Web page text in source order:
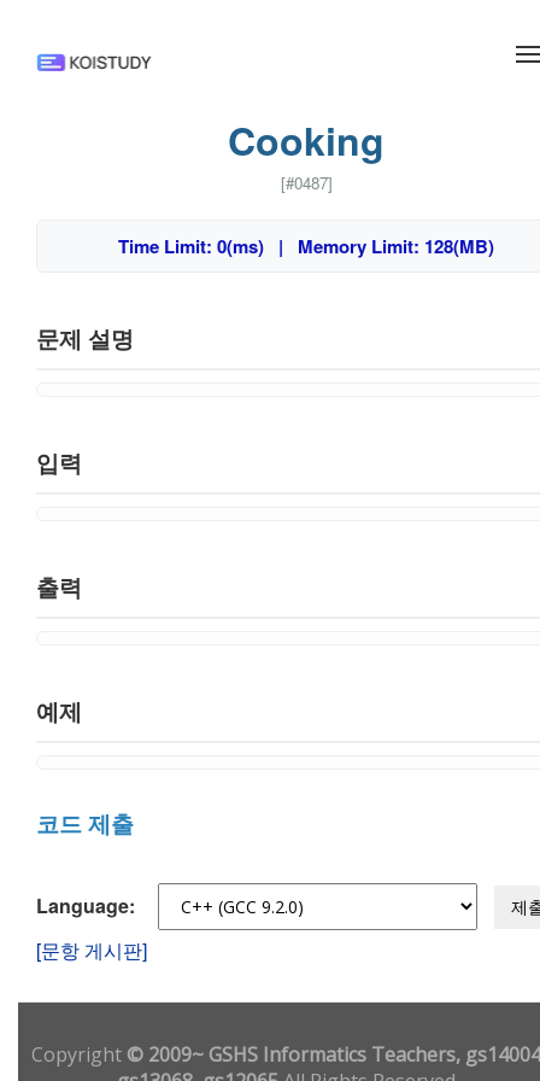
Cooking
[#0487]
Time Limit: 0(ms) | Memory Limit: 128(MB)
문제 설명
입력
출력
예제
코드 제출
Language: 제
[문항 게시판]
Copyright© 2009~ GSHS Informatics Teachers,